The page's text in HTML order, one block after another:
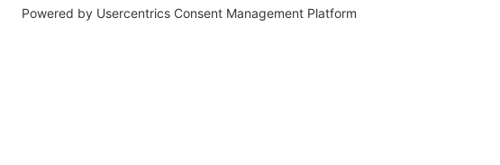
Powered by Usercentrics Consent Management Platform